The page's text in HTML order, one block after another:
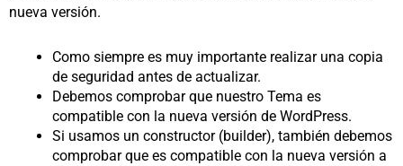
nueva versión.
Como siempre es muy importante realizar una copia
de seguridad antes de actualizar.
Debemos comprobar que nuestro Tema es
compatible con la nueva versión de WordPress.
Si usamos un constructor (builder), también debemos
comprobar que es compatible con la nueva versión a